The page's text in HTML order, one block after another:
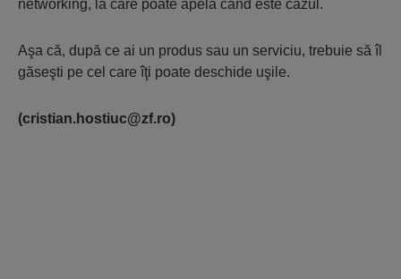
networking, la care poate apela când este cazul.
Aşa că, după ce ai un produs sau un serviciu, trebuie să îl
găseşti pe cel care îţi poate deschide uşile.
(cristian.hostiuc@zf.ro)